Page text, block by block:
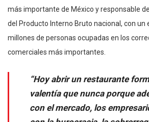
más importante de México y responsable
del Producto Interno Bruto nacional, con un
millones de personas ocupadas en los
comerciales más importantes.
“Hoy abrir un restaurante
valentía que nunca porque
con el mercado, los